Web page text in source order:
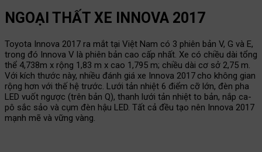
NGOẠI THẤT XE INNOVA 2017
Toyota Innova 2017 ra mắt tại Việt Nam có 3 phiên bản V, G và E,
trong đó Innova V là phiên bản cao cấp nhất. Xe có chiều dài tổng
thể 4,738m x rộng 1,83 m x cao 1,795 m; chiều dài cơ sở 2,75 m.
Với kích thước này, nhiều đánh giá xe Innova 2017 cho không gian
rộng hơn với thế hệ trước. Lưới tản nhiệt 6 điểm cỡ lớn, đèn pha
LED vuốt ngược (trên bản Q), thanh lưới tản nhiệt to bản, nắp ca-
pô sắc sảo và cụm đèn hậu LED. Tất cả đều tạo nên Innova 2017
mạnh mẽ và vững vàng.